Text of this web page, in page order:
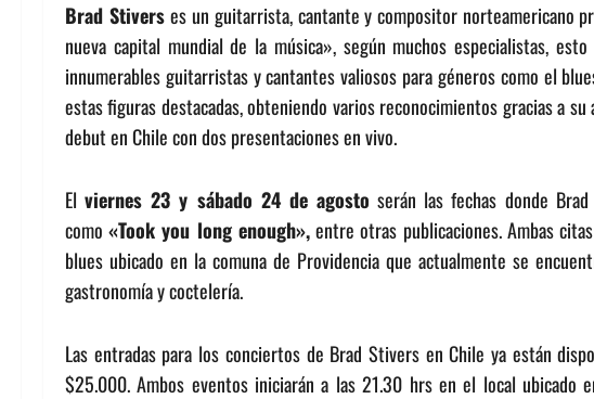
Brad Stiverses un guitarrista, cantante y compositor norteamericano
nueva capital mundial de la música», según muchos especialistas,
innumerables guitarristas y cantantes valiosos para géneros como el
estas figuras destacadas, obteniendo varios reconocimientos gracias a
debut en Chile con dos presentaciones en vivo.
Elviernes 23 y sábado 24 de agosto serán las fechas donde
como«Took you long enough»,entre otras publicaciones. Ambas
blues ubicado en la comuna de Providencia que actualmente se
gastronomía y coctelería.
Las entradas para los conciertos de Brad Stivers en Chile ya están
$25.000. Ambos eventos iniciarán a las 21.30 hrs en el local ubicado